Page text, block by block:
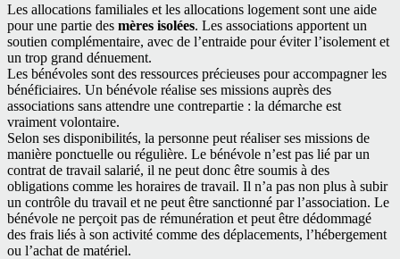
Les allocations familiales et les allocations logement sont une aide
pour une partie des mères isolées. Les associations apportent un
soutien complémentaire, avec de l’entraide pour éviter l’isolement et
un trop grand dénuement.
Les bénévoles sont des ressources précieuses pour accompagner les
bénéficiaires. Un bénévole réalise ses missions auprès des
associations sans attendre une contrepartie : la démarche est
vraiment volontaire.
Selon ses disponibilités, la personne peut réaliser ses missions de
manière ponctuelle ou régulière. Le bénévole n’est pas lié par un
contrat de travail salarié, il ne peut donc être soumis à des
obligations comme les horaires de travail. Il n’a pas non plus à subir
un contrôle du travail et ne peut être sanctionné par l’association. Le
bénévole ne perçoit pas de rémunération et peut être dédommagé
des frais liés à son activité comme des déplacements, l’hébergement
ou l’achat de matériel.